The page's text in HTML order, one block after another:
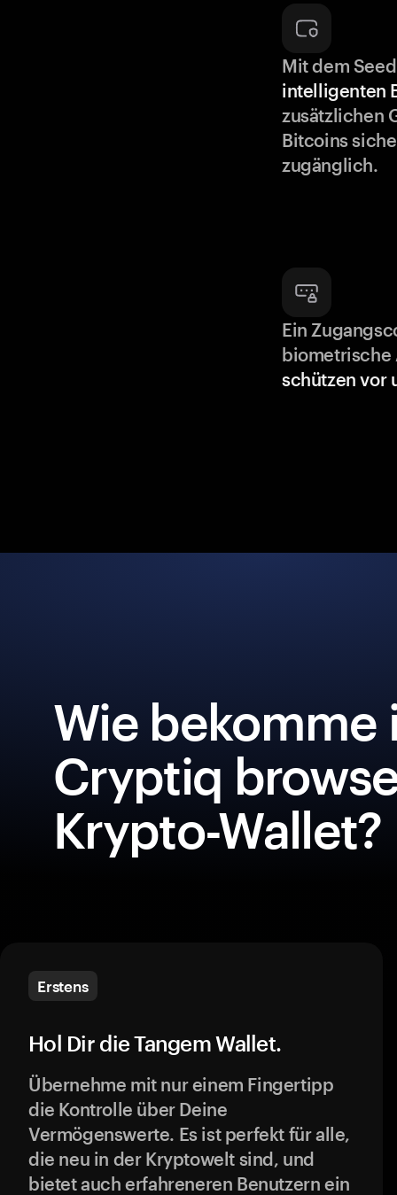
Mit dem
intelligenten
zusätzlichen
Bitcoins
zugänglich.
Ein
biometrische
schützen vor
Wie bekomme
Cryptiq
Krypto-Wallet?
Erstens
Hol Dir die Tangem Wallet.
Übernehme mit nur einem Fingertipp
die Kontrolle über Deine
Vermögenswerte. Es ist perfekt für alle,
die neu in der Kryptowelt sind, und
bietet auch erfahreneren Benutzern ein